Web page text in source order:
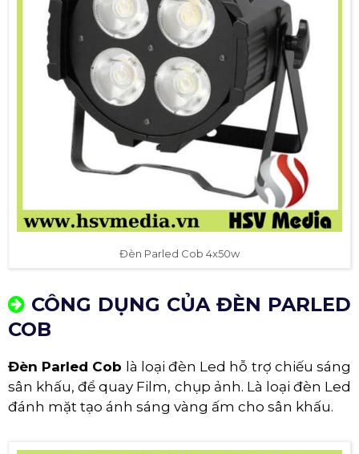
Đèn Parled Cob 4x50w
CÔNG DỤNG CỦA ĐÈN PARLED
COB
Đèn Parled Cob là loại đèn Led hỗ trợ chiếu sáng
sân khấu, để quay Film, chụp ảnh. Là loại đèn Led
đánh mặt tạo ánh sáng vàng ấm cho sân khấu.